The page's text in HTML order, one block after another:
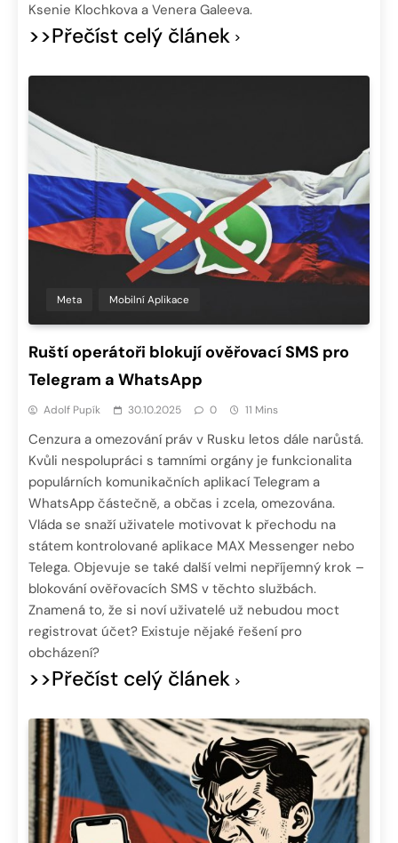
Ksenie Klochkova a Venera Galeeva.
>>Přečíst celý článek
Meta Mobilní Aplikace
Ruští operátoři blokují ověřovací SMS pro
Telegram a WhatsApp
Adolf Pupík 30.10.2025 0 11 Mins
Cenzura a omezování práv v Rusku letos dále narůstá.
Kvůli nespolupráci s tamními orgány je funkcionalita
populárních komunikačních aplikací Telegram a
WhatsApp částečně, a občas i zcela, omezována.
Vláda se snaží uživatele motivovat k přechodu na
státem kontrolované aplikace MAX Messenger nebo
Telega. Objevuje se také další velmi nepříjemný krok –
blokování ověřovacích SMS v těchto službách.
Znamená to, že si noví uživatelé už nebudou moct
registrovat účet? Existuje nějaké řešení pro
obcházení?
>>Přečíst celý článek